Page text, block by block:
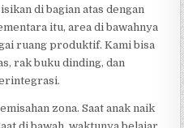
di bagian atas dengan
itu, area di bawahnya
ruang produktif. Kami bisa
rak buku dinding, dan
zona. Saat anak naik